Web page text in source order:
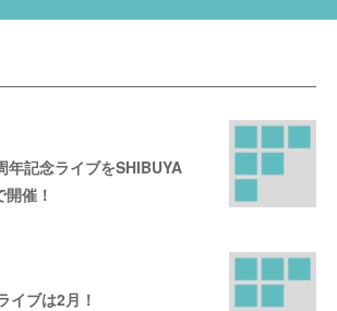
年記念ライブをSHIBUYA
催！
イブは2月！